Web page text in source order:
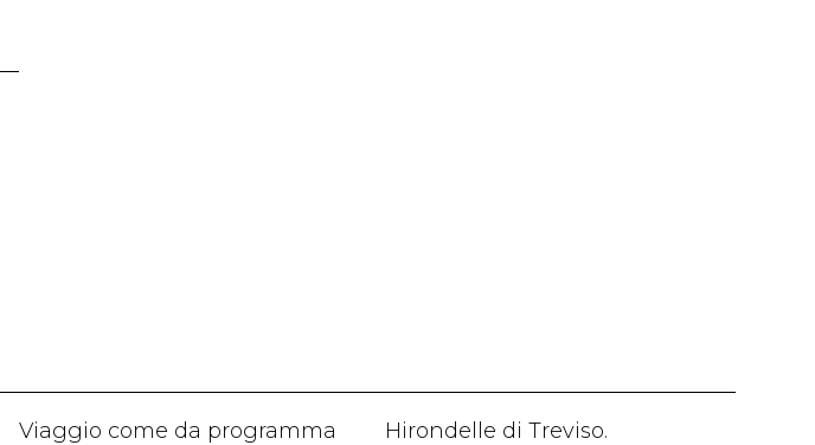
Viaggio come da programma
Hirondelle di Treviso.